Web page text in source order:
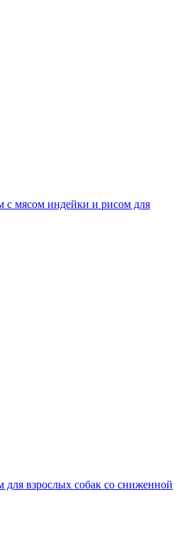
мясом индейки и рисом для
взрослых собак со сниженной